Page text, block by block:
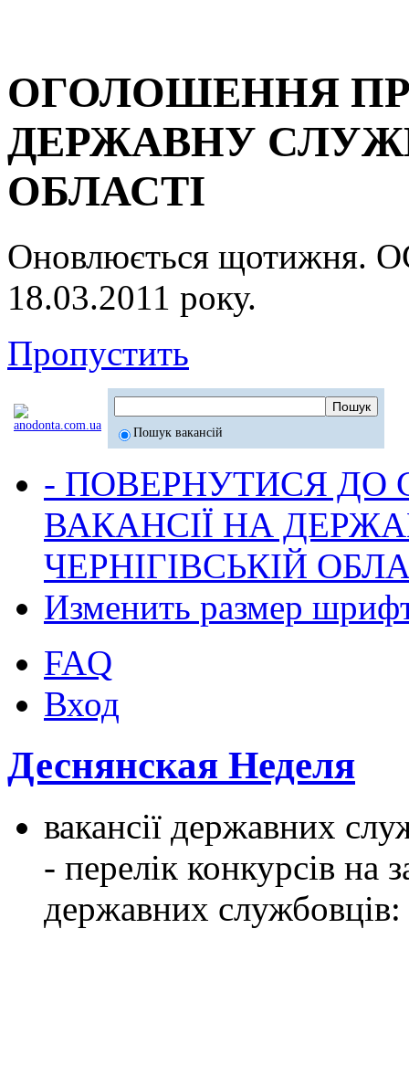
ОГОЛОШЕННЯ
ДЕРЖАВНУ
ОБЛАСТІ
Оновлюється
18.03.2011 року.
Пропустить
Пошук вакансій
- ПОВЕРНУТИСЯ ДО
ВАКАНСІЇ НА
ЧЕРНІГІВСЬКІЙ
Изменить размер
FAQ
Вход
Деснянская Неделя
вакансії державних
- перелік конкурсів на
державних службовців: